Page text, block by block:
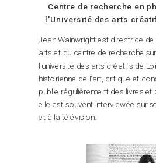
Centre de recherche en
l'Université des arts
Jean Wainwright est directrice
arts et du centre de recherche
l'université des arts créatifs de
historienne de l'art, critique et
publie régulièrement des livres
elle est souvent interviewée sur
et à la télévision.